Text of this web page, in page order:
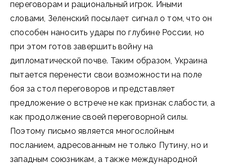
переговорам и рациональный игрок. Иными
словами, Зеленский посылает сигнал о том, что он
способен наносить удары по глубине России, но
при этом готов завершить войну на
дипломатической почве. Таким образом, Украина
пытается перенести свои возможности на поле
боя за стол переговоров и представляет
предложение о встрече не как признак слабости, а
как продолжение своей переговорной силы.
Поэтому письмо является многослойным
посланием, адресованным не только Путину, но и
западным союзникам, а также международной